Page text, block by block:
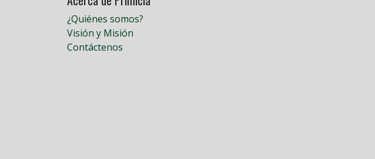
¿Quiénes somos?
Visión y Misión
Contáctenos